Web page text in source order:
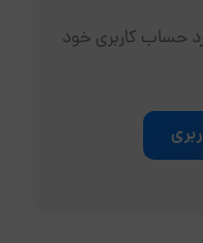
حساب کاربری خود